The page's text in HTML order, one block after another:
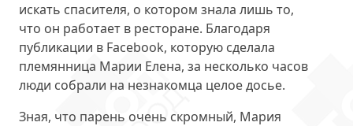
искать спасителя, о котором знала лишь то,
что он работает в ресторане. Благодаря
публикации в Facebook, которую сделала
племянница Марии Елена, за несколько часов
люди собрали на незнакомца целое досье.
Зная, что парень очень скромный, Мария